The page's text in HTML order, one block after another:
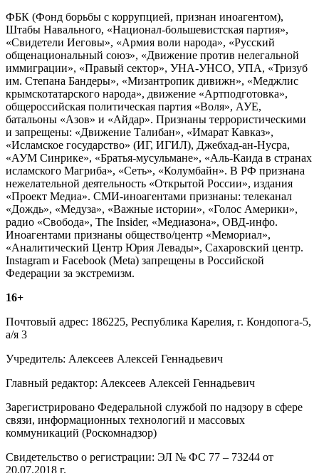
ФБК (Фонд борьбы с коррупцией, признан иноагентом),
Штабы Навального, «Национал-большевистская партия»,
«Свидетели Иеговы», «Армия воли народа», «Русский
общенациональный союз», «Движение против нелегальной
иммиграции», «Правый сектор», УНА-УНСО, УПА, «Тризуб
им. Степана Бандеры», «Мизантропик дивижн», «Меджлис
крымскотатарского народа», движение «Артподготовка»,
общероссийская политическая партия «Воля», АУЕ,
батальоны «Азов» и «Айдар». Признаны террористическими
и запрещены: «Движение Талибан», «Имарат Кавказ»,
«Исламское государство» (ИГ, ИГИЛ), Джебхад-ан-Нусра,
«АУМ Синрике», «Братья-мусульмане», «Аль-Каида в странах
исламского Магриба», «Сеть», «Колумбайн». В РФ признана
нежелательной деятельность «Открытой России», издания
«Проект Медиа». СМИ-иноагентами признаны: телеканал
«Дождь», «Медуза», «Важные истории», «Голос Америки»,
радио «Свобода», The Insider, «Медиазона», ОВД-инфо.
Иноагентами признаны общество/центр «Мемориал»,
«Аналитический Центр Юрия Левады», Сахаровский центр.
Instagram и Facebook (Metа) запрещены в Российской
Федерации за экстремизм.
16+
Почтовый адрес: 186225, Республика Карелия, г. Кондопога-5,
а/я 3
Учредитель: Алексеев Алексей Геннадьевич
Главный редактор: Алексеев Алексей Геннадьевич
Зарегистрировано Федеральной службой по надзору в сфере
связи, информационных технологий и массовых
коммуникаций (Роскомнадзор)
Свидетельство о регистрации: ЭЛ № ФС 77 – 73244 от
20.07.2018 г.